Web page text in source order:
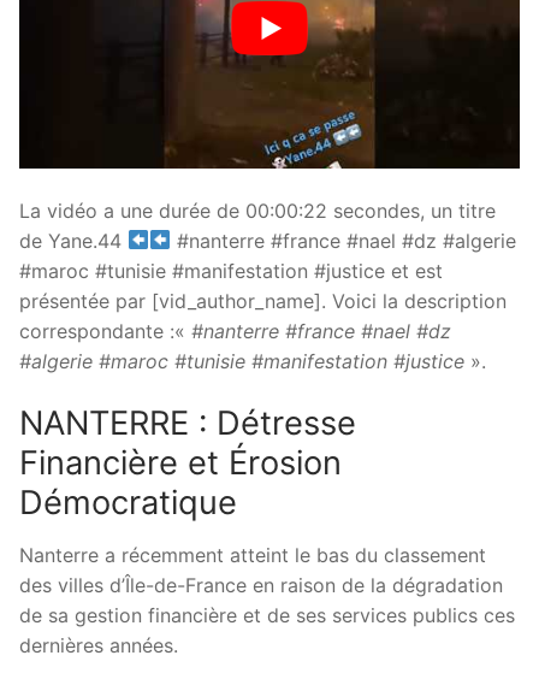
La vidéo a une durée de 00:00:22 secondes, un titre
de Yane.44
#nanterre #france #nael #dz #algerie
#maroc #tunisie #manifestation #justice et est
présentée par [vid_author_name]. Voici la description
correspondante :« #nanterre #france #nael #dz
#algerie #maroc #tunisie #manifestation #justice ».
NANTERRE : Détresse
Financière et Érosion
Démocratique
Nanterre a récemment atteint le bas du classement
des villes d’Île-de-France en raison de la dégradation
de sa gestion financière et de ses services publics ces
dernières années.